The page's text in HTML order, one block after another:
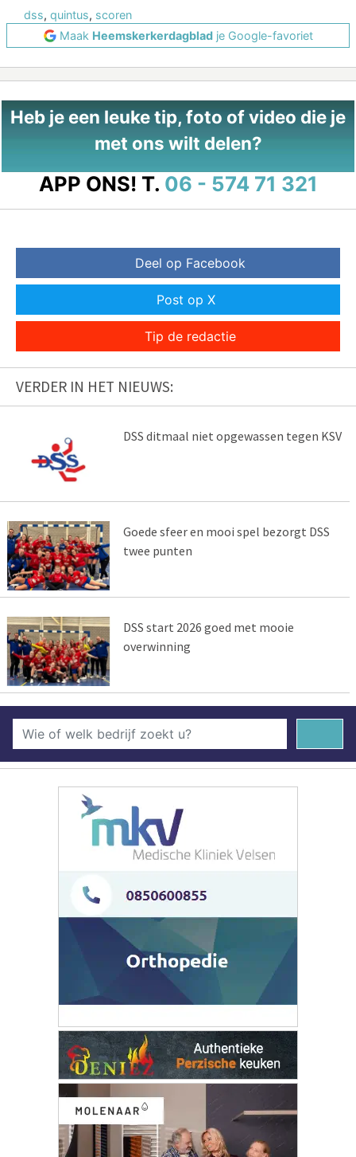
dss, quintus, scoren
Maak Heemskerkerdagbladje Google-favoriet
Heb je een leuke tip, foto of video die je
met ons wilt delen?
APP ONS! T. 06 - 574 71 321
Deel op Facebook
Post op X
Tip de redactie
VERDER IN HET NIEUWS:
DSS ditmaal niet opgewassen tegen KSV
Goede sfeer en mooi spel bezorgt DSS
twee punten
DSS start 2026 goed met mooie
overwinning